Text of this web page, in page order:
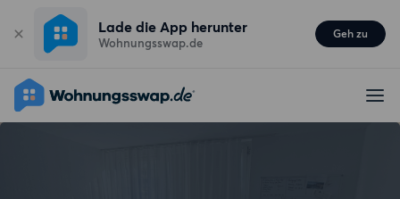
Lade die App herunter
Wohnungsswap.de
Geh zu